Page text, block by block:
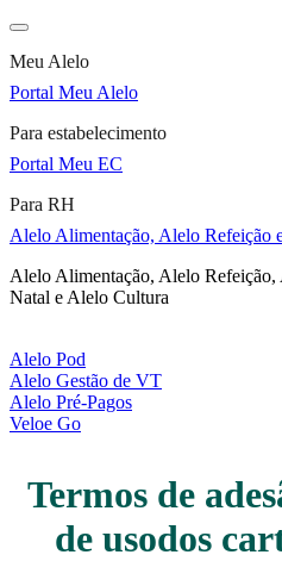
Meu Alelo
Portal Meu Alelo
Para estabelecimento
Portal Meu EC
Para RH
Alelo Alimentação, Alelo Refeição
Alelo Alimentação, Alelo
Natal e Alelo Cultura
Alelo Pod
Alelo Gestão de VT
Alelo Pré-Pagos
Veloe Go
Termos de
de usodos